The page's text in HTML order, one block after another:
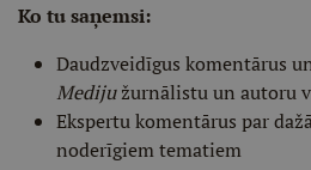
Ko tu saņemsi:
Daudzveidīgus komentārus
Medijužurnālistu un autoru
Ekspertu komentārus par
noderīgiem tematiem